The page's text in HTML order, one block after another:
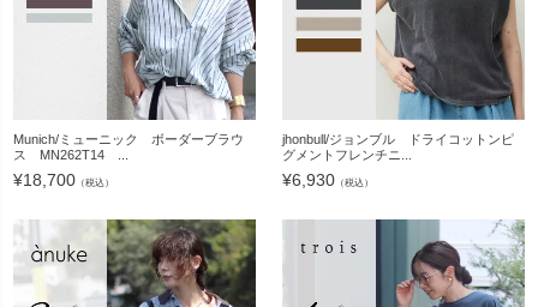
Munich/ミューニック ボーダーブラウ
ス MN262T14 ...
¥18,700 （税込）
jhonbull/ジョンブル ドライコットンピ
グメントフレンチニ...
¥6,930 （税込）